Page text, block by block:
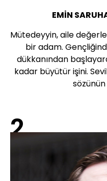
EMİN
Mütedeyyin, aile
bir adam.
dükkanından
kadar büyütür işini.
2